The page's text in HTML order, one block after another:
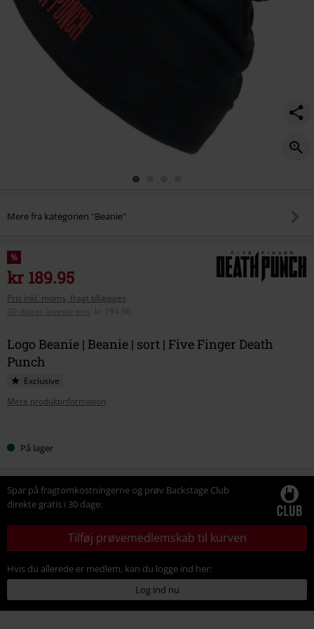
Mere fra kategorien "Beanie"
%
kr 189.95
Pris inkl. moms, fragt tillægges
30-dages laveste pris
kr 194.96
Logo Beanie | Beanie | sort | Five Finger Death
Punch
Exclusive
Mere produktinformation
dinPå lager
Spar på fragtomkostningerne og prøv Backstage Club
direkte gratis i 30 dage:
Tilføj prøvemedlemskab til kurven
Hvis du allerede er medlem, kan du logge ind her:
Log ind nu